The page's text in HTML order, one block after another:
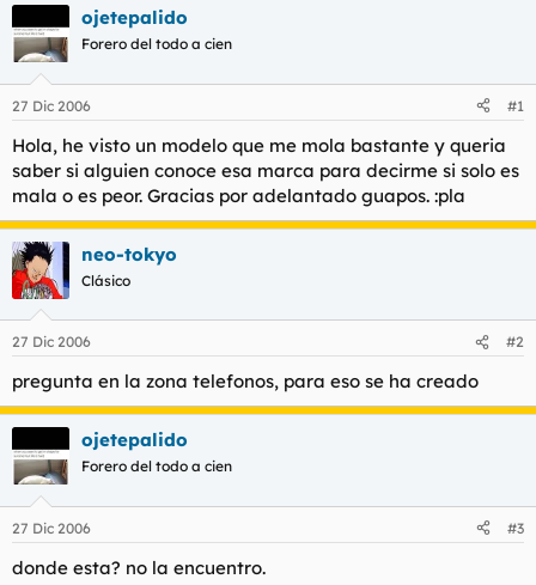
i
c
i
a
d
o
r
d
e
l
t
e
m
a
c
a
i
n
c
i
o
ojetepalido
Forero del todo a cien
27 Dic 2006 #1
Hola, he visto un modelo que me mola bastante y queria
saber si alguien conoce esa marca para decirme si solo es
mala o es peor. Gracias por adelantado guapos. :pla
neo-tokyo
Clásico
27 Dic 2006 #2
pregunta en la zona telefonos, para eso se ha creado
ojetepalido
Forero del todo a cien
27 Dic 2006 #3
donde esta? no la encuentro.